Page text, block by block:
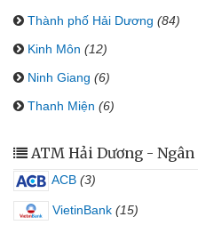
Thành phố Hải Dương (84)
Kinh Môn (12)
Ninh Giang (6)
Thanh Miện (6)
ATM Hải Dương -
ACB (3)
VietinBank (15)